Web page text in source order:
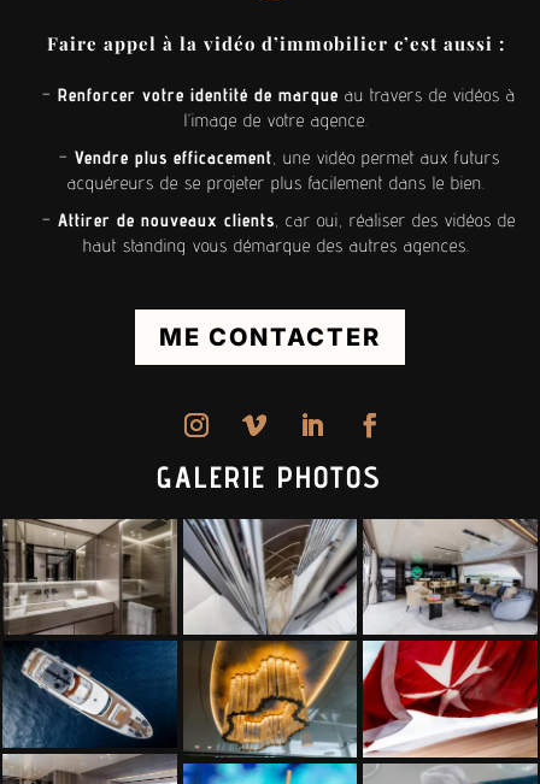
Faire appel à la vidéo d’immobilier c’est aussi :
– Renforcer votre identité de marque au travers de vidéos à
l’image de votre agence.
– Vendre plus efficacement , une vidéo permet aux futurs
acquéreurs de se projeter plus facilement dans le bien.
– Attirer de nouveaux clients , car oui, réaliser des vidéos de
haut standing vous démarque des autres agences.
ME CONTACTER
GALERIE PHOTOS